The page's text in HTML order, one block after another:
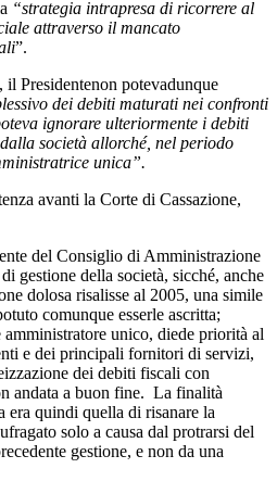
“strategia intrapresa di ricorrere al
attraverso il mancato
”.
il Presidentenon potevadunque
dei debiti maturati nei confronti
ignorare ulteriormente i debiti
società allorché, nel periodo
unica”.
avanti la Corte di Cassazione,
del Consiglio di Amministrazione
gestione della società, sicché, anche
dolosa risalisse al 2005, una simile
comunque esserle ascritta;
amministratore unico, diede priorità al
e dei principali fornitori di servizi,
dei debiti fiscali con
andata a buon fine. La finalità
era quindi quella di risanare la
solo a causa dal protrarsi del
gestione, e non da una